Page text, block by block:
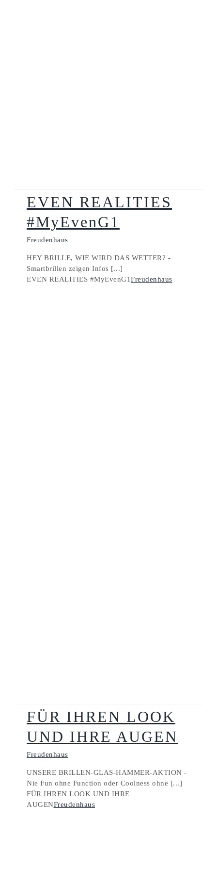
EVEN REALITIES
#MyEvenG1
Freudenhaus
HEY BRILLE, WIE WIRD DAS WETTER? -
Smartbrillen zeigen Infos [...]
EVEN REALITIES #MyEvenG1Freudenhaus
FÜR IHREN LOOK
UND IHRE AUGEN
Freudenhaus
UNSERE BRILLEN-GLAS-HAMMER-AKTION -
Nie Fun ohne Function oder Coolness ohne [...]
FÜR IHREN LOOK UND IHRE
AUGENFreudenhaus